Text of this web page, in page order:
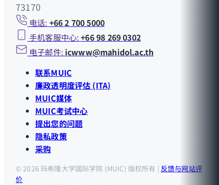
73170
电话: +66 2 700 5000
手机客服中心:+66 98 269 0302
电子邮件: icwww@mahidol.ac.th
联系MUIC
廉政透明度评估 (ITA)
MUIC媒体
MUIC考试中心
提出您的问题
隐私政策
采购
© 2026 玛希隆大学国际学院 (MUIC) 版权所有 | 反馈与网站评
价